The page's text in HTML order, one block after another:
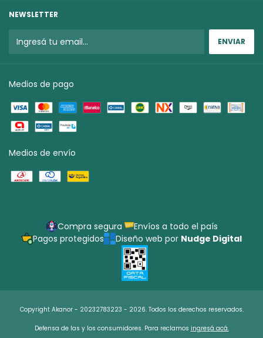
NEWSLETTER
Medios de pago
Medios de envío
Compra segura
Envíos a todo el país
Pagos protegidos
Diseño web por Nudge Digital
Copyright Akanor - 20232783223 - 2026. Todos los derechos reservados.
Defensa de las y los consumidores. Para reclamos ingresá acá.